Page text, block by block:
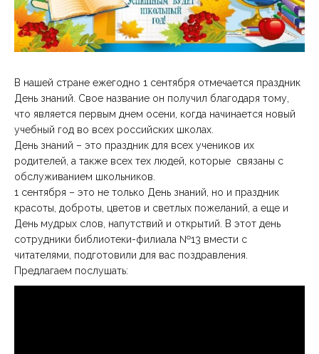
В нашей стране ежегодно 1 сентября отмечается праздник
День знаний. Свое название он получил благодаря тому,
что является первым днем осени, когда начинается новый
учебный год во всех российских школах.
День знаний – это праздник для всех учеников их
родителей, а также всех тех людей, которые связаны с
обслуживанием школьников.
1 сентября – это не только День знаний, но и праздник
красоты, доброты, цветов и светлых пожеланий, а еще и
День мудрых слов, напутствий и открытий. В этот день
сотрудники библиотеки-филиала №13 вмести с
читателями, подготовили для вас поздравления.
Предлагаем послушать: